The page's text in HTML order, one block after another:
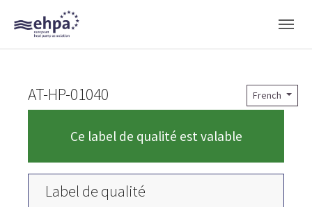
Skip to main navigation
Skip to main content
Skip to page footer
French
AT-HP-01040
Ce label de qualité est valable
Label de qualité